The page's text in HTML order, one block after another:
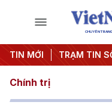
CHUYÊN
TIN MỚI TRẠM TIN
#Đưa Nghị quyết thành
Chính trị